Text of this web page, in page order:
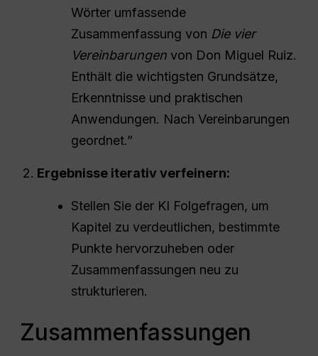
Wörter umfassende
Zusammenfassung von Die vier
Vereinbarungen von Don Miguel Ruiz.
Enthält die wichtigsten Grundsätze,
Erkenntnisse und praktischen
Anwendungen. Nach Vereinbarungen
geordnet.”
Ergebnisse iterativ verfeinern:
Stellen Sie der KI Folgefragen, um
Kapitel zu verdeutlichen, bestimmte
Punkte hervorzuheben oder
Zusammenfassungen neu zu
strukturieren.
Zusammenfassungen